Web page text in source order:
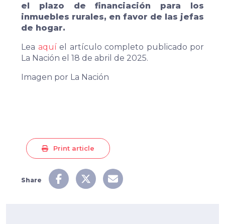
el plazo de financiación para los
inmuebles rurales, en favor de las jefas
de hogar.
Lea aquí el artículo completo publicado por
La Nación el 18 de abril de 2025.
Imagen por La Nación
Print article
Share